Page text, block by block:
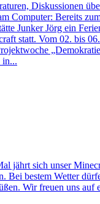
Diskussionen
Computer: Bereits
Junker Jörg ein
statt. Vom 02. bis
in...
jährt sich unser
Bei bestem Wetter
Wir freuen uns auf